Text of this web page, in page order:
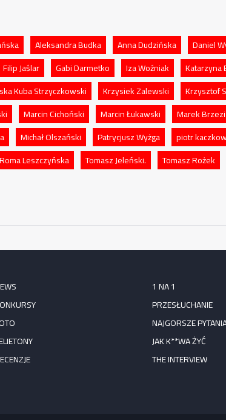
Aleksandra Budka Anna Dudzińska
Daniel
Filip Jaślar Gabi Darmetko Iza Woźniak
Katarzyna
Kuba Strzyczkowski
Krzysiek Zalewski
Krzysztof
Marcin Cichoński Marcin Łukawski Marek
Michał Olszański Patrycjusz Wyżga piotr
Roma Leszczyńska Tomasz Jeleński. Tomasz Rożek
1 NA 1
PRZESŁUCHANIE
NAJGORSZE
JAK K**WA ŻYĆ
THE INTERVIEW